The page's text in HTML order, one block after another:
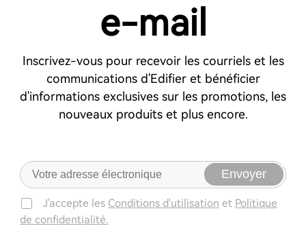
e-mail
Inscrivez-vous pour recevoir les courriels et les
communications d'Edifier et bénéficier
d'informations exclusives sur les promotions, les
nouveaux produits et plus encore.
Envoyer
J'accepte les Conditions d'utilisation et Politique
de confidentialité.